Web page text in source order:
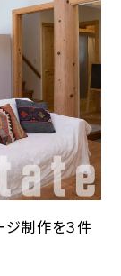
ジ制作を３件